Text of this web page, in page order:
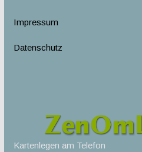
Impressum
Datenschutz
Kartenlegen am Telefon